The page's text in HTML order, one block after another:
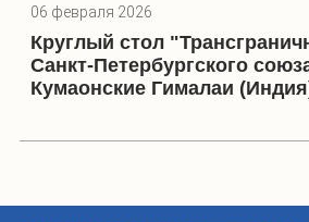
06 февраля 2026
Круглый стол
Санкт-Петербургского
Кумаонские Гималаи